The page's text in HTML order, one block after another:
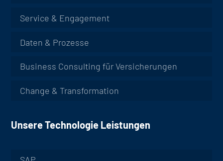
Service & Engagement
Daten & Prozesse
Business Consulting für Versicherungen
Change & Transformation
Unsere Technologie Leistungen